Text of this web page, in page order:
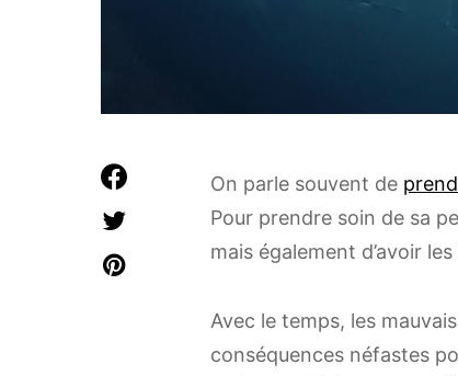
On parle souvent de
Pour prendre soin de sa
mais également d’avoir
Avec le temps, les
conséquences néfastes